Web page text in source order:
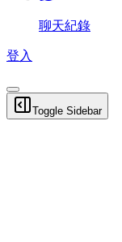
聊天紀錄
登入
Toggle Sidebar